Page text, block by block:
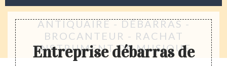
ANTIQUAIRE - DÉBARRAS -
BROCANTEUR - RACHAT
INSTRUMENT DE MUSIQUE
Entreprise débarras de